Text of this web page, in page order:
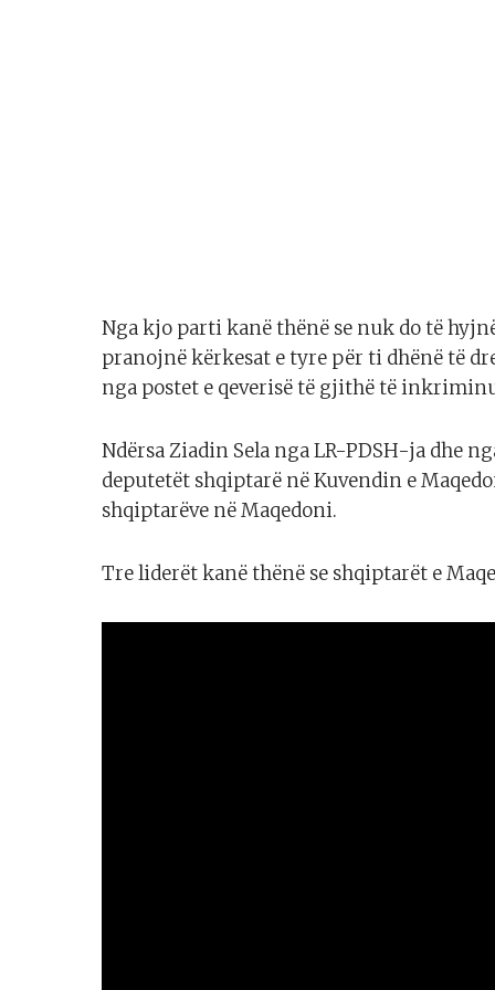
Nga kjo parti kanë thënë se nuk do të
pranojnë kërkesat e tyre për ti dhënë të
nga postet e qeverisë të gjithë të
Ndërsa Ziadin Sela nga LR-PDSH-ja dhe
deputetët shqiptarë në Kuvendin e
shqiptarëve në Maqedoni.
Tre liderët kanë thënë se shqiptarët e